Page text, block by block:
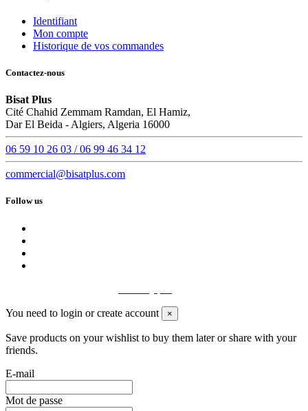
Identifiant
Mon compte
Historique de vos commandes
Contactez-nous
Bisat Plus
Cité Chahid Zemmam Ramdan, El Hamiz,
Dar El Beida - Algiers, Algeria 16000
06 59 10 26 03 / 06 99 46 34 12
commercial@bisatplus.com
Follow us
You need to login or create account ×
Save products on your wishlist to buy them later or share with your
friends.
E-mail
Mot de passe